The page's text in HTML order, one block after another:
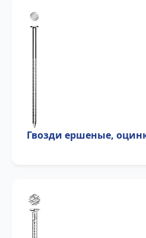
Гвозди ершеные,